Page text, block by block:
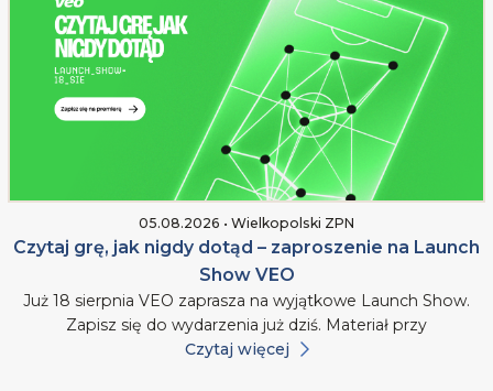
05.08.2026 • Wielkopolski ZPN
Czytaj grę, jak nigdy dotąd – zaproszenie na Launch
Show VEO
Już 18 sierpnia VEO zaprasza na wyjątkowe Launch Show.
Zapisz się do wydarzenia już dziś. Materiał przy
Czytaj więcej